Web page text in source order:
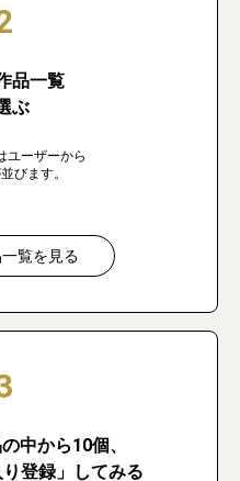
品一覧
ぶ
ユーザーから
びます。
覧を見る
中から10個、
登録」してみる